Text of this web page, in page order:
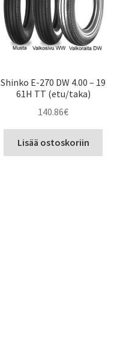
Shinko E-270 DW 4.00 – 19
61H TT (etu/taka)
140.86€
Lisää ostoskoriin